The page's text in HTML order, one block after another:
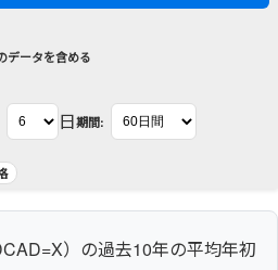
データを含める
日期間:
）の過去10年の平均年初